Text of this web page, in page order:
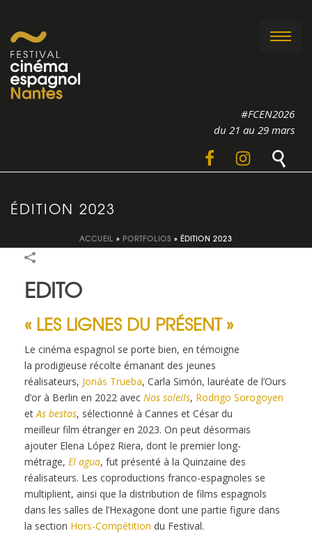
#FCEN2026
du 21 au 29 mars
ÉDITION 2023
ACCUEIL » PORTFOLIOS » ÉDITION 2023
EDITO
« LES LIGNES DU PRÉSENT »
Le cinéma espagnol se porte bien, en témoigne
la prodigieuse récolte émanant des jeunes
réalisateurs, Jonás Trueba, Carla Simón, lauréate de l’Ours
d’or à Berlin en 2022 avec Nos soleils, Rodrigo Sorogoyen
etAs bestas, sélectionné à Cannes et César du
meilleur film étranger en 2023. On peut désormais
ajouter Elena López Riera, dont le premier long-
métrage, El agua, fut présenté à la Quinzaine des
réalisateurs. Les coproductions franco-espagnoles se
multiplient, ainsi que la distribution de films espagnols
dans les salles de l’Hexagone dont une partie figure dans
la section Hors-Compétition du Festival.